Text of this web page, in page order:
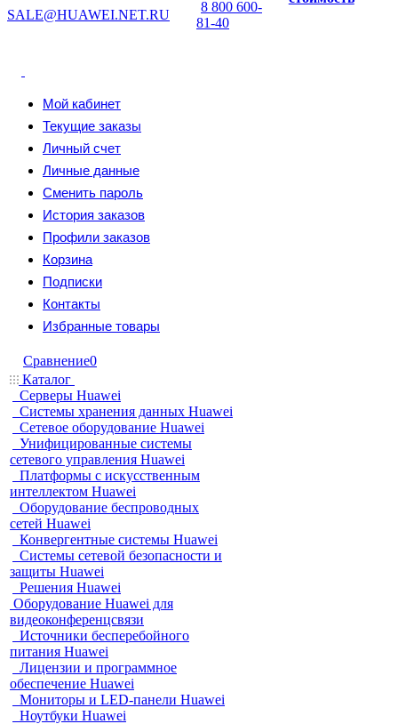
SALE@HUAWEI.NET.RU
8 800 600-
81-40
Мой кабинет
Текущие заказы
Личный счет
Личные данные
Сменить пароль
История заказов
Профили заказов
Корзина
Подписки
Контакты
Избранные товары
Сравнение0
Каталог
Серверы Huawei
Системы хранения данных Huawei
Сетевое оборудование Huawei
Унифицированные системы
сетевого управления Huawei
Платформы с искусственным
интеллектом Huawei
Оборудование беспроводных
сетей Huawei
Конвергентные системы Huawei
Системы сетевой безопасности и
защиты Huawei
Решения Huawei
Оборудование Huawei для
видеоконференцсвязи
Источники бесперебойного
питания Huawei
Лицензии и программное
обеспечение Huawei
Мониторы и LED-панели Huawei
Ноутбуки Huawei